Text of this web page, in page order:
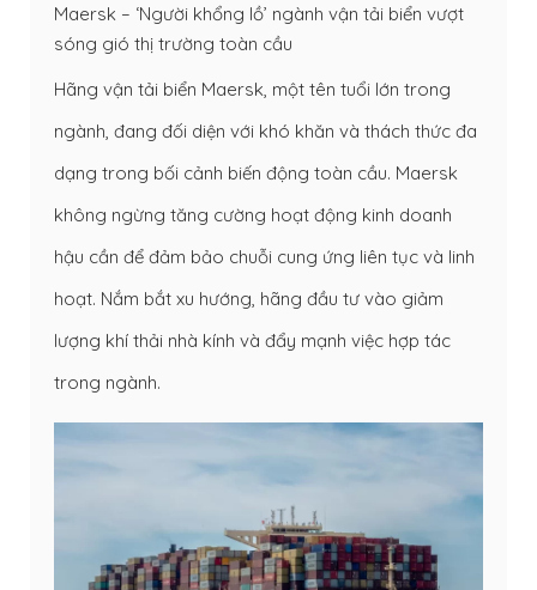
Maersk – ‘Người khổng lồ’ ngành vận tải biển vượt
sóng gió thị trường toàn cầu
Hãng vận tải biển Maersk, một tên tuổi lớn trong
ngành, đang đối diện với khó khăn và thách thức đa
dạng trong bối cảnh biến động toàn cầu. Maersk
không ngừng tăng cường hoạt động kinh doanh
hậu cần để đảm bảo chuỗi cung ứng liên tục và linh
hoạt. Nắm bắt xu hướng, hãng đầu tư vào giảm
lượng khí thải nhà kính và đẩy mạnh việc hợp tác
trong ngành.